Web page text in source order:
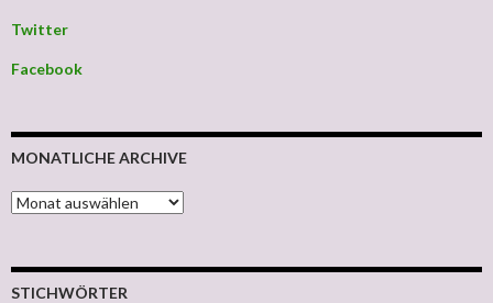
Twitter
Facebook
MONATLICHE ARCHIVE
MONATLICHE ARCHIVE
STICHWÖRTER